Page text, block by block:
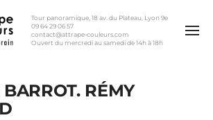
Tour panoramique, 18 av. du Plateau, Lyon 9e
09 64 29 06 57
contact@attrape-couleurs.com
Ouvert du mercredi au samedi de 14h à 18h
RÉMY